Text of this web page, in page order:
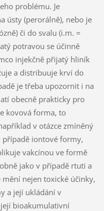
problému. Je
ústy (perorálně), nebo je
či do svalu (i.m. =
potravou se účinně
injekčně přijatý hliník
a distribuuje krví do
je třeba upozornit i na
obecně prakticky pro
kovová forma, to
v otázce zmíněný
případě iontové formy,
vakcínou ve formě
jako v případě rtuti a
nejen toxické účinky,
a její ukládání v
bioakumulativní